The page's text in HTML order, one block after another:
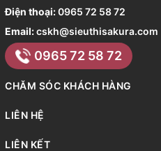
Điện thoại:0965 72 58 72
Email:cskh@sieuthisakura.com
0965 72 58 72
CHĂM SÓC KHÁCH HÀNG
LIÊN HỆ
LIÊN KẾT